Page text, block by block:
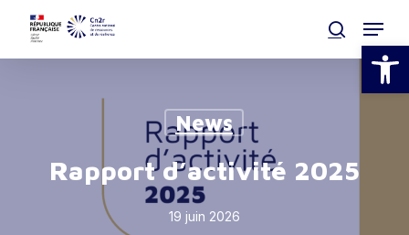
Skip
main
search
Menu
News
Rapport d’activité 2025
19 juin 2026